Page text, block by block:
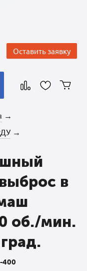
Оставить заявку
→
→
в
об./мин.
400